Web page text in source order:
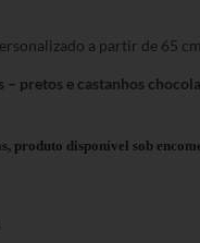
a partir de 65
– pretos e castanhos
produto disponível sob